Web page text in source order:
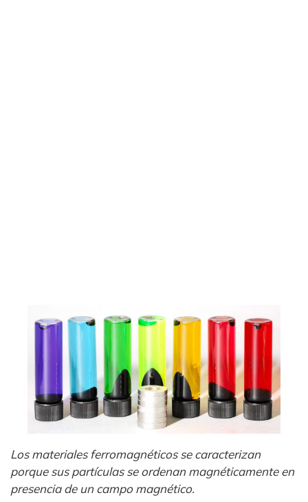
Los materiales ferromagnéticos se caracterizan
porque sus partículas se ordenan magnéticamente en
presencia de un campo magnético.